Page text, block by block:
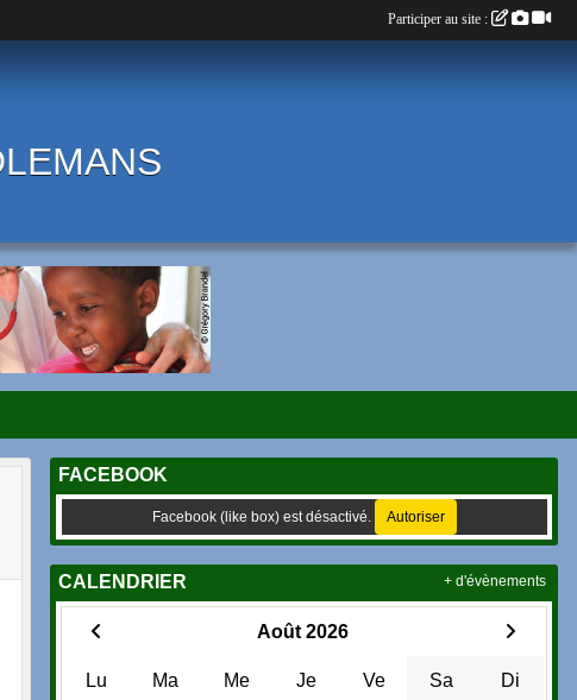
FACEBOOK
Facebook (like box) est désactivé. Autoriser
CALENDRIER
Août 2026
Lu Ma Me Je Ve Sa Di
+ d'évènements
Participer au site :